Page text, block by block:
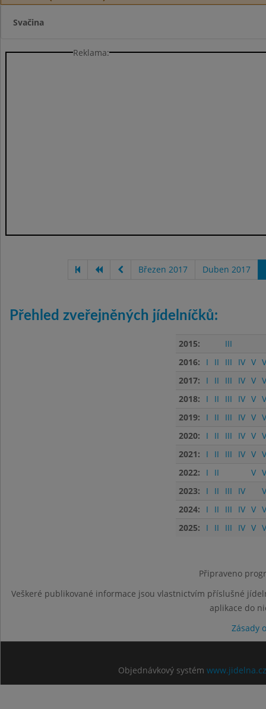
Svačina
Reklama:
Březen 2017 Duben 2017
Přehled zveřejněných jídelníčků:
2015:
III
2016:
I II III IV V
2017:
I II III IV V
2018:
I II III IV V
2019:
I II III IV V
2020:
I II III IV V
2021:
I II III IV V
2022:
I II V
2023:
I II III IV
2024:
I II III IV V
2025:
I II III IV V
Připraveno
Veškeré publikované informace jsou vlastnictvím příslušné
aplikace do
Zásady
Objednávkový systém www.jidelna.cz